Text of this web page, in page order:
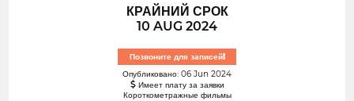
КРАЙНИЙ СРОК
10 AUG 2024
Позвоните для записей!
Опубликовано: 06 Jun 2024
Имеет плату за заявки
Короткометражные фильмы